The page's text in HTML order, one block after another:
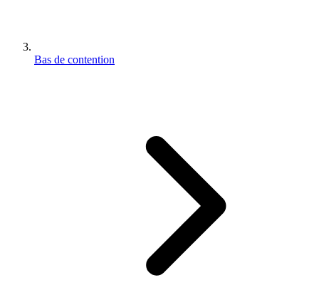
Bas de contention